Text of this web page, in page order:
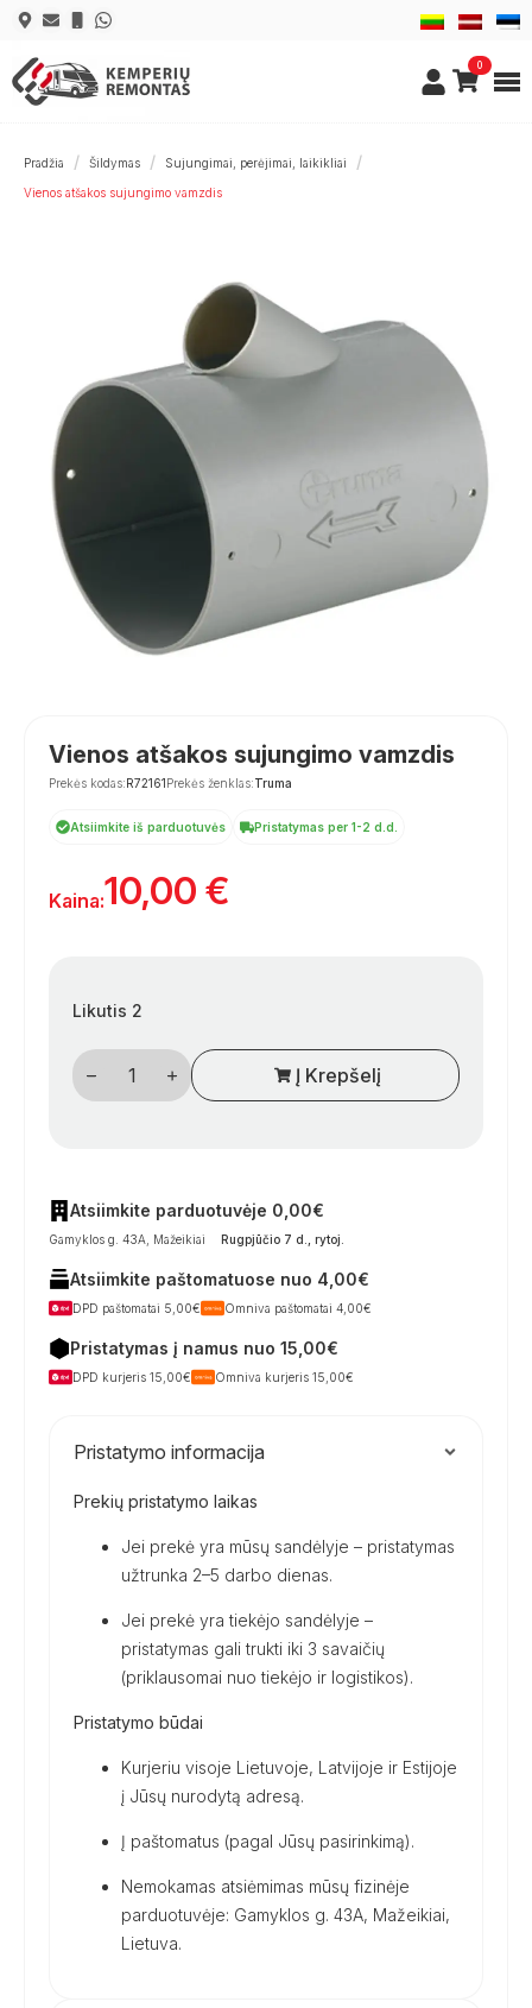
0
Pradžia Šildymas Sujungimai, perėjimai, laikikliai
Vienos atšakos sujungimo vamzdis
Vienos atšakos sujungimo vamzdis
Prekės kodas:R72161Prekės ženklas:Truma
Atsiimkite iš parduotuvės Pristatymas per 1-2 d.d.
Kaina:10,00 €
Likutis 2
produkto
kiekis:
Vienos
Į Krepšelį
Atsiimkite parduotuvėje 0,00€
Gamyklos g. 43A, Mažeikiai Rugpjūčio 7 d., rytoj
Atsiimkite paštomatuose nuo 4,00€
DPD paštomatai 5,00€ Omniva paštomatai 4,00€
Pristatymas į namus nuo 15,00€
DPD kurjeris 15,00€ Omniva kurjeris 15,00€
Pristatymo informacija
Prekių pristatymo laikas
Jei prekė yra mūsų sandėlyje – pristatymas
užtrunka 2–5 darbo dienas.
Jei prekė yra tiekėjo sandėlyje –
pristatymas gali trukti iki 3 savaičių
(priklausomai nuo tiekėjo ir logistikos).
Pristatymo būdai
Kurjeriu visoje Lietuvoje, Latvijoje ir Estijoje
į Jūsų nurodytą adresą.
Į paštomatus (pagal Jūsų pasirinkimą).
Nemokamas atsiėmimas mūsų fizinėje
parduotuvėje: Gamyklos g. 43A, Mažeikiai,
Lietuva.